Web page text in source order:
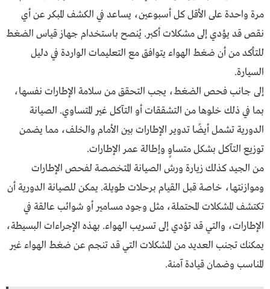
مرة واحدة على الأقل كل أسبوعين، يساعد في الكشف المبكر عن أي
نقص قد يؤدي إلى مشكلات أكبر. يُنصح باستخدام جهاز قياس الضغط
للتأكد من أن ضغط الهواء يتوافق مع التعليمات الواردة في دليل
السيارة.
إلى جانب فحص الضغط، يجب التحقق من سلامة الإطارات نفسها،
بما في ذلك خلوها من التشققات أو التآكل غير المتساوي. الصيانة
الدورية تشمل أيضًا تدوير الإطارات بين الأمام والخلف، مما يضمن
توزيع التآكل بشكل متساوٍ وإطالة عمر الإطارات.
من الجيد كذلك زيارة ورش الصيانة المتخصصة لفحص الإطارات
وموازنتها، خاصة قبل القيام برحلات طويلة. يمكن للصيانة الدورية أن
تكتشف المشكلات المحتملة، مثل وجود مسامير أو شوائب عالقة في
الإطارات، والتي قد تؤدي إلى تسريب الهواء. بهذه الإجراءات البسيطة،
يمكنك تجنب العديد من المشكلات التي قد تنجم عن ضغط الهواء غير
المناسب وضمان قيادة آمنة.